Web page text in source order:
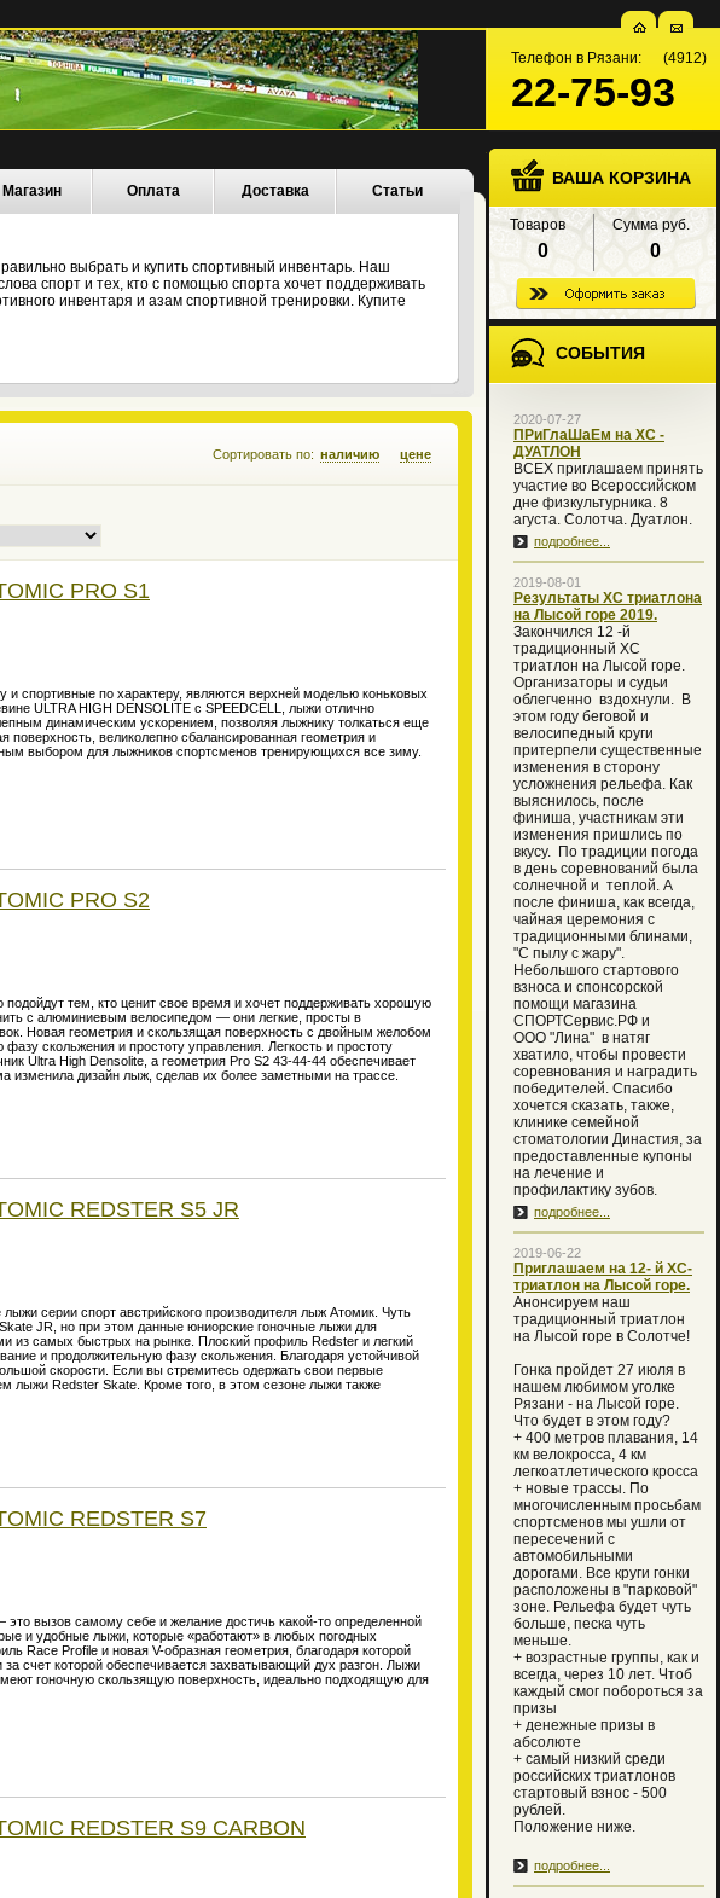
Телефон в Рязани: (4912)
22-75-93
ВАША КОРЗИНА
Товаров
0
Сумма руб.
0
СОБЫТИЯ
2020-07-27
ПРиГлаШаЕм на XC -
ДУАТЛОН
ВСЕХ приглашаем принять
участие во Всероссийском
дне физкультурника. 8
агуста. Солотча. Дуатлон.
подробнее...
2019-08-01
Результаты ХС триатлона
на Лысой горе 2019.
Закончился 12 -й
традиционный XC
триатлон на Лысой горе.
Организаторы и судьи
облегченно вздохнули. В
этом году беговой и
велосипедный круги
притерпели существенные
изменения в сторону
усложнения рельефа. Как
выяснилось, после
финиша, участникам эти
изменения пришлись по
вкусу. По традиции погода
в день соревнований была
солнечной и теплой. А
после финиша, как всегда,
чайная церемония с
традиционными блинами,
"С пылу с жару".
Небольшого стартового
взноса и спонсорской
помощи магазина
СПОРТСервис.РФ и
ООО "Лина" в натяг
хватило, чтобы провести
соревнования и наградить
победителей. Спасибо
хочется сказать, также,
клинике семейной
стоматологии Династия, за
предоставленные купоны
на лечение и
профилактику зубов.
подробнее...
2019-06-22
Приглашаем на 12- й XC-
триатлон на Лысой горе.
Анонсируем наш
традиционный триатлон
на Лысой горе в Солотче!
Гонка пройдет 27 июля в
нашем любимом уголке
Рязани - на Лысой горе.
Что будет в этом году?
+ 400 метров плавания, 14
км велокросса, 4 км
легкоатлетического кросса
+ новые трассы. По
многочисленным просьбам
спортсменов мы ушли от
пересечений с
автомобильными
дорогами. Все круги гонки
расположены в "парковой"
зоне. Рельефа будет чуть
больше, песка чуть
меньше.
+ возрастные группы, как и
всегда, через 10 лет. Чтоб
каждый смог побороться за
призы
+ денежные призы в
абсолюте
+ самый низкий среди
российских триатлонов
стартовый взнос - 500
рублей.
Положение ниже.
подробнее...
Магазин Оплата Доставка Статьи
выбрать и купить спортивный инвентарь. Наш
спорт и тех, кто с помощью спорта хочет поддерживать
инвентаря и азам спортивной тренировки. Купите
Сортировать по: наличию цене
PRO S1
и спортивные по характеру, являются верхней моделью коньковых
ULTRA HIGH DENSOLITE c SPEEDCELL, лыжи отлично
динамическим ускорением, позволяя лыжнику толкаться еще
великолепно сбалансированная геометрия и
выбором для лыжников спортсменов тренирующихся все зиму.
PRO S2
тем, кто ценит свое время и хочет поддерживать хорошую
с алюминиевым велосипедом — они легкие, просты в
Новая геометрия и скользящая поверхность с двойным желобом
скольжения и простоту управления. Легкость и простоту
Ultra High Densolite, а геометрия Pro S2 43-44-44 обеспечивает
изменила дизайн лыж, сделав их более заметными на трассе.
REDSTER S5 JR
серии спорт австрийского производителя лыж Атомик. Чуть
JR, но при этом данные юниорские гоночные лыжи для
из самых быстрых на рынке. Плоский профиль Redster и легкий
и продолжительную фазу скольжения. Благодаря устойчивой
скорости. Если вы стремитесь одержать свои первые
лыжи Redster Skate. Кроме того, в этом сезоне лыжи также
REDSTER S7
вызов самому себе и желание достичь какой-то определенной
и удобные лыжи, которые «работают» в любых погодных
Race Profile и новая V-образная геометрия, благодаря которой
счет которой обеспечивается захватывающий дух разгон. Лыжи
гоночную скользящую поверхность, идеально подходящую для
REDSTER S9 CARBON